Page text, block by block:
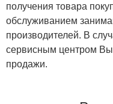
получения товара
обслуживанием
производителей. В
сервисным центром Вы
продажи.